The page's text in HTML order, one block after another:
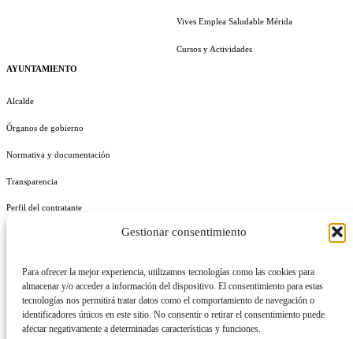
Gestionar consentimiento
Para ofrecer la mejor experiencia, utilizamos tecnologías como las cookies para
almacenar y/o acceder a información del dispositivo. El consentimiento para estas
tecnologías nos permitirá tratar datos como el comportamiento de navegación o
identificadores únicos en este sitio. No consentir o retirar el consentimiento puede
afectar negativamente a determinadas características y funciones.
AYUNTAMIENTO
Alcalde
Órganos de gobierno
Normativa y documentación
Transparencia
Perfil del contratante
Vives Emplea Saludable Mérida
Cursos y Actividades